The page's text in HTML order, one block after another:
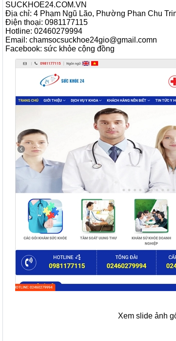
SUCKHOE24.COM.VN
Địa chỉ: 4 Phạm Ngũ Lão, Phường Phan Chu
Điện thoại: 0981177115
Hotline: 02460279994
Email: chamsocsuckhoe24gio@gmail.comn
Facebook: sức khỏe cộng đồng
Xem slide ảnh